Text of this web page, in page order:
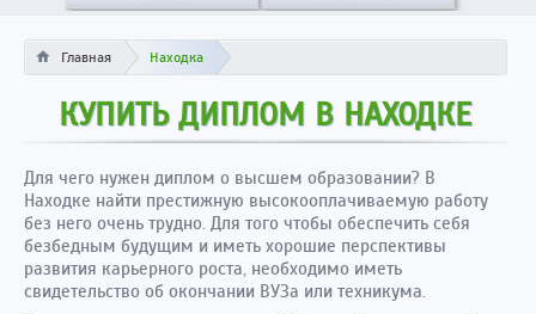
Главная Находка
КУПИТЬ ДИПЛОМ В НАХОДКЕ
Для чего нужен диплом о высшем образовании? В
Находке найти престижную высокооплачиваемую работу
без него очень трудно. Для того чтобы обеспечить себя
безбедным будущим и иметь хорошие перспективы
развития карьерного роста, необходимо иметь
свидетельство об окончании ВУЗа или техникума.